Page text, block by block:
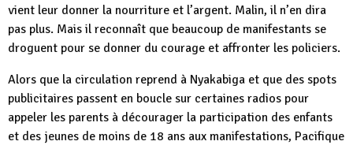
vient leur donner la nourriture et l’argent. Malin, il n’en dira
pas plus. Mais il reconnaît que beaucoup de manifestants se
droguent pour se donner du courage et affronter les policiers.
Alors que la circulation reprend à Nyakabiga et que des spots
publicitaires passent en boucle sur certaines radios pour
appeler les parents à décourager la participation des enfants
et des jeunes de moins de 18 ans aux manifestations, Pacifique